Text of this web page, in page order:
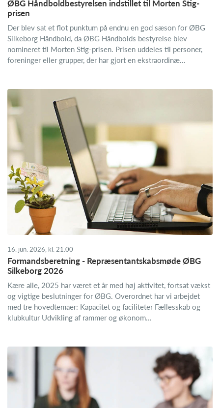
ØBG Håndboldbestyrelsen indstillet til Morten Stig-
prisen
Der blev sat et flot punktum på endnu en god sæson for ØBG
Silkeborg Håndbold, da ØBG Håndbolds bestyrelse blev
nomineret til Morten Stig-prisen. Prisen uddeles til personer,
foreninger eller grupper, der har gjort en ekstraordinæ...
16. jun. 2026, kl. 21.00
Formandsberetning - Repræsentantskabsmøde ØBG
Silkeborg 2026
Kære alle, 2025 har været et år med høj aktivitet, fortsat vækst
og vigtige beslutninger for ØBG. Overordnet har vi arbejdet
med tre hovedtemaer: Kapacitet og faciliteter Fællesskab og
klubkultur Udvikling af rammer og økonom...